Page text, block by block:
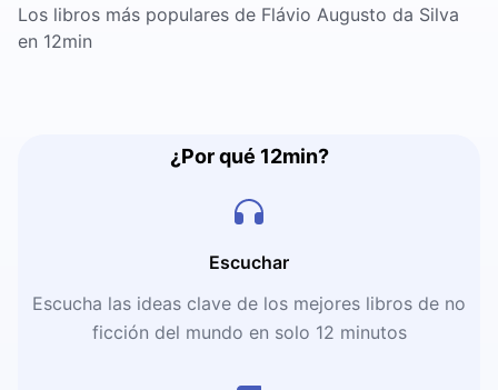
Los libros más populares de Flávio Augusto da Silva
en 12min
¿Por qué 12min?
Escuchar
Escucha las ideas clave de los mejores libros de no
ficción del mundo en solo 12 minutos